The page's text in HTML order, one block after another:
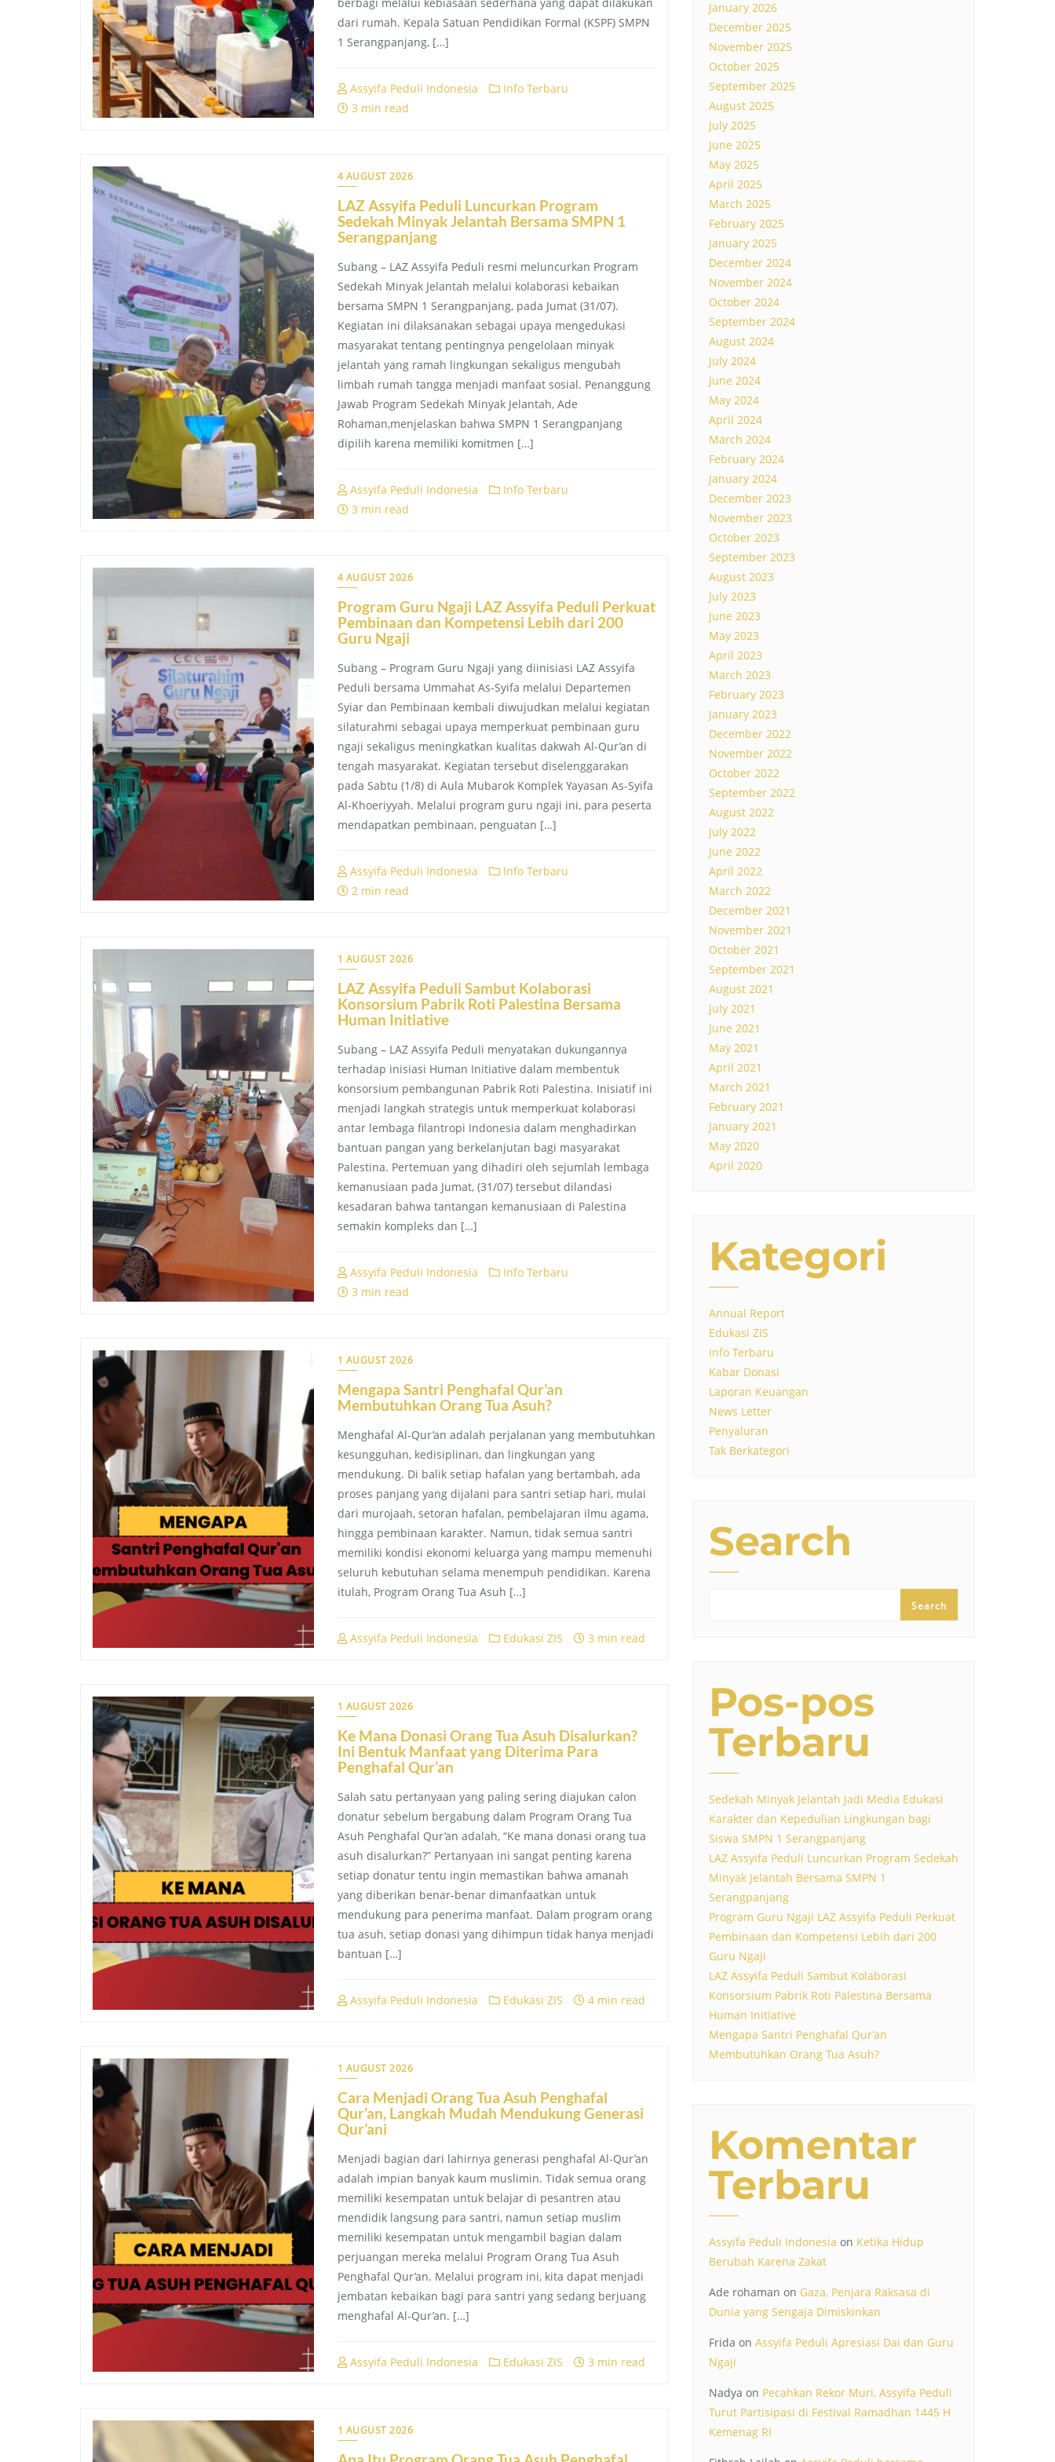
dari rumah. Kepala Satuan Pendidikan Formal (KSPF) SMPN
1 Serangpanjang, […]
Assyifa Peduli Indonesia
Info Terbaru
3 min read
4 AUGUST 2026
LAZ Assyifa Peduli Luncurkan Program
Sedekah Minyak Jelantah Bersama SMPN 1
Serangpanjang
Subang – LAZ Assyifa Peduli resmi meluncurkan Program
Sedekah Minyak Jelantah melalui kolaborasi kebaikan
bersama SMPN 1 Serangpanjang, pada Jumat (31/07).
Kegiatan ini dilaksanakan sebagai upaya mengedukasi
masyarakat tentang pentingnya pengelolaan minyak
jelantah yang ramah lingkungan sekaligus mengubah
limbah rumah tangga menjadi manfaat sosial. Penanggung
Jawab Program Sedekah Minyak Jelantah, Ade
Rohaman,menjelaskan bahwa SMPN 1 Serangpanjang
dipilih karena memiliki komitmen […]
Assyifa Peduli Indonesia
Info Terbaru
3 min read
4 AUGUST 2026
Program Guru Ngaji LAZ Assyifa Peduli Perkuat
Pembinaan dan Kompetensi Lebih dari 200
Guru Ngaji
Subang – Program Guru Ngaji yang diinisiasi LAZ Assyifa
Peduli bersama Ummahat As-Syifa melalui Departemen
Syiar dan Pembinaan kembali diwujudkan melalui kegiatan
silaturahmi sebagai upaya memperkuat pembinaan guru
ngaji sekaligus meningkatkan kualitas dakwah Al-Qur’an di
tengah masyarakat. Kegiatan tersebut diselenggarakan
pada Sabtu (1/8) di Aula Mubarok Komplek Yayasan As-Syifa
Al-Khoeriyyah. Melalui program guru ngaji ini, para peserta
mendapatkan pembinaan, penguatan […]
Assyifa Peduli Indonesia
Info Terbaru
2 min read
1 AUGUST 2026
LAZ Assyifa Peduli Sambut Kolaborasi
Konsorsium Pabrik Roti Palestina Bersama
Human Initiative
Subang – LAZ Assyifa Peduli menyatakan dukungannya
terhadap inisiasi Human Initiative dalam membentuk
konsorsium pembangunan Pabrik Roti Palestina. Inisiatif ini
menjadi langkah strategis untuk memperkuat kolaborasi
antar lembaga filantropi Indonesia dalam menghadirkan
bantuan pangan yang berkelanjutan bagi masyarakat
Palestina. Pertemuan yang dihadiri oleh sejumlah lembaga
kemanusiaan pada Jumat, (31/07) tersebut dilandasi
kesadaran bahwa tantangan kemanusiaan di Palestina
semakin kompleks dan […]
Assyifa Peduli Indonesia
Info Terbaru
3 min read
1 AUGUST 2026
Mengapa Santri Penghafal Qur’an
Membutuhkan Orang Tua Asuh?
Menghafal Al-Qur’an adalah perjalanan yang membutuhkan
kesungguhan, kedisiplinan, dan lingkungan yang
mendukung. Di balik setiap hafalan yang bertambah, ada
proses panjang yang dijalani para santri setiap hari, mulai
dari murojaah, setoran hafalan, pembelajaran ilmu agama,
hingga pembinaan karakter. Namun, tidak semua santri
memiliki kondisi ekonomi keluarga yang mampu memenuhi
seluruh kebutuhan selama menempuh pendidikan. Karena
itulah, Program Orang Tua Asuh […]
Assyifa Peduli Indonesia Edukasi ZIS 3 min read
1 AUGUST 2026
Ke Mana Donasi Orang Tua Asuh Disalurkan?
Ini Bentuk Manfaat yang Diterima Para
Penghafal Qur’an
Salah satu pertanyaan yang paling sering diajukan calon
donatur sebelum bergabung dalam Program Orang Tua
Asuh Penghafal Qur’an adalah, “Ke mana donasi orang tua
asuh disalurkan?” Pertanyaan ini sangat penting karena
setiap donatur tentu ingin memastikan bahwa amanah
yang diberikan benar-benar dimanfaatkan untuk
mendukung para penerima manfaat. Dalam program orang
tua asuh, setiap donasi yang dihimpun tidak hanya menjadi
bantuan […]
Assyifa Peduli Indonesia Edukasi ZIS 4 min read
1 AUGUST 2026
Cara Menjadi Orang Tua Asuh Penghafal
Qur’an, Langkah Mudah Mendukung Generasi
Qur’ani
Menjadi bagian dari lahirnya generasi penghafal Al-Qur’an
adalah impian banyak kaum muslimin. Tidak semua orang
memiliki kesempatan untuk belajar di pesantren atau
mendidik langsung para santri, namun setiap muslim
memiliki kesempatan untuk mengambil bagian dalam
perjuangan mereka melalui Program Orang Tua Asuh
Penghafal Qur’an. Melalui program ini, kita dapat menjadi
jembatan kebaikan bagi para santri yang sedang berjuang
menghafal Al-Qur’an. […]
Assyifa Peduli Indonesia Edukasi ZIS 3 min read
1 AUGUST 2026
January 2026
December 2025
November 2025
October 2025
September 2025
August 2025
July 2025
June 2025
May 2025
April 2025
March 2025
February 2025
January 2025
December 2024
November 2024
October 2024
September 2024
August 2024
July 2024
June 2024
May 2024
April 2024
March 2024
February 2024
January 2024
December 2023
November 2023
October 2023
September 2023
August 2023
July 2023
June 2023
May 2023
April 2023
March 2023
February 2023
January 2023
December 2022
November 2022
October 2022
September 2022
August 2022
July 2022
June 2022
April 2022
March 2022
December 2021
November 2021
October 2021
September 2021
August 2021
July 2021
June 2021
May 2021
April 2021
March 2021
February 2021
January 2021
May 2020
April 2020
Kategori
Annual Report
Edukasi ZIS
Info Terbaru
Kabar Donasi
Laporan Keuangan
News Letter
Penyaluran
Tak Berkategori
Search
Search
Pos-pos
Terbaru
Sedekah Minyak Jelantah Jadi Media Edukasi
Karakter dan Kepedulian Lingkungan bagi
Siswa SMPN 1 Serangpanjang
LAZ Assyifa Peduli Luncurkan Program Sedekah
Minyak Jelantah Bersama SMPN 1
Serangpanjang
Program Guru Ngaji LAZ Assyifa Peduli Perkuat
Pembinaan dan Kompetensi Lebih dari 200
Guru Ngaji
LAZ Assyifa Peduli Sambut Kolaborasi
Konsorsium Pabrik Roti Palestina Bersama
Human Initiative
Mengapa Santri Penghafal Qur’an
Membutuhkan Orang Tua Asuh?
Komentar
Terbaru
Assyifa Peduli Indonesia on Ketika Hidup
Berubah Karena Zakat
Ade rohaman on Gaza, Penjara Raksasa di
Dunia yang Sengaja Dimiskinkan
Frida on Assyifa Peduli Apresiasi Dai dan Guru
Ngaji
Nadya on Pecahkan Rekor Muri, Assyifa Peduli
Turut Partisipasi di Festival Ramadhan 1445 H
Kemenag RI